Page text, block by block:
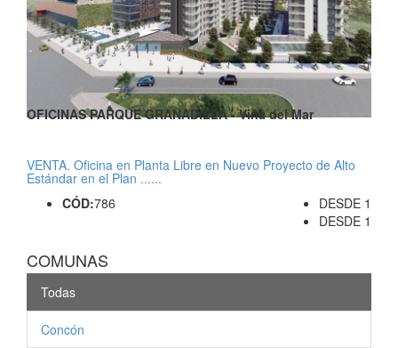
OFICINAS PARQUE GRANADILLA - Viña del Mar
VENTA. Oficina en Planta Libre en Nuevo Proyecto de Alto
Estándar en el Plan ......
CÓD:786
DESDE 1
DESDE 1
COMUNAS
Todas
Concón